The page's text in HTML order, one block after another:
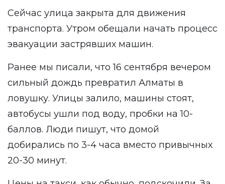
Сейчас улица закрыта для движения
транспорта. Утром обещали начать процесс
эвакуации застрявших машин.
Ранее мы писали, что 16 сентября вечером
сильный дождь превратил Алматы в
ловушку. Улицы залило, машины стоят,
автобусы ушли под воду, пробки на 10-
баллов. Люди пишут, что домой
добирались по 3-4 часа вместо привычных
20-30 минут.